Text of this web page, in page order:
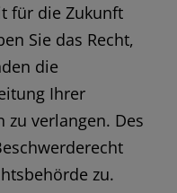
für die Zukunft
Sie das Recht,
die
Ihrer
zu verlangen. Des
zu.